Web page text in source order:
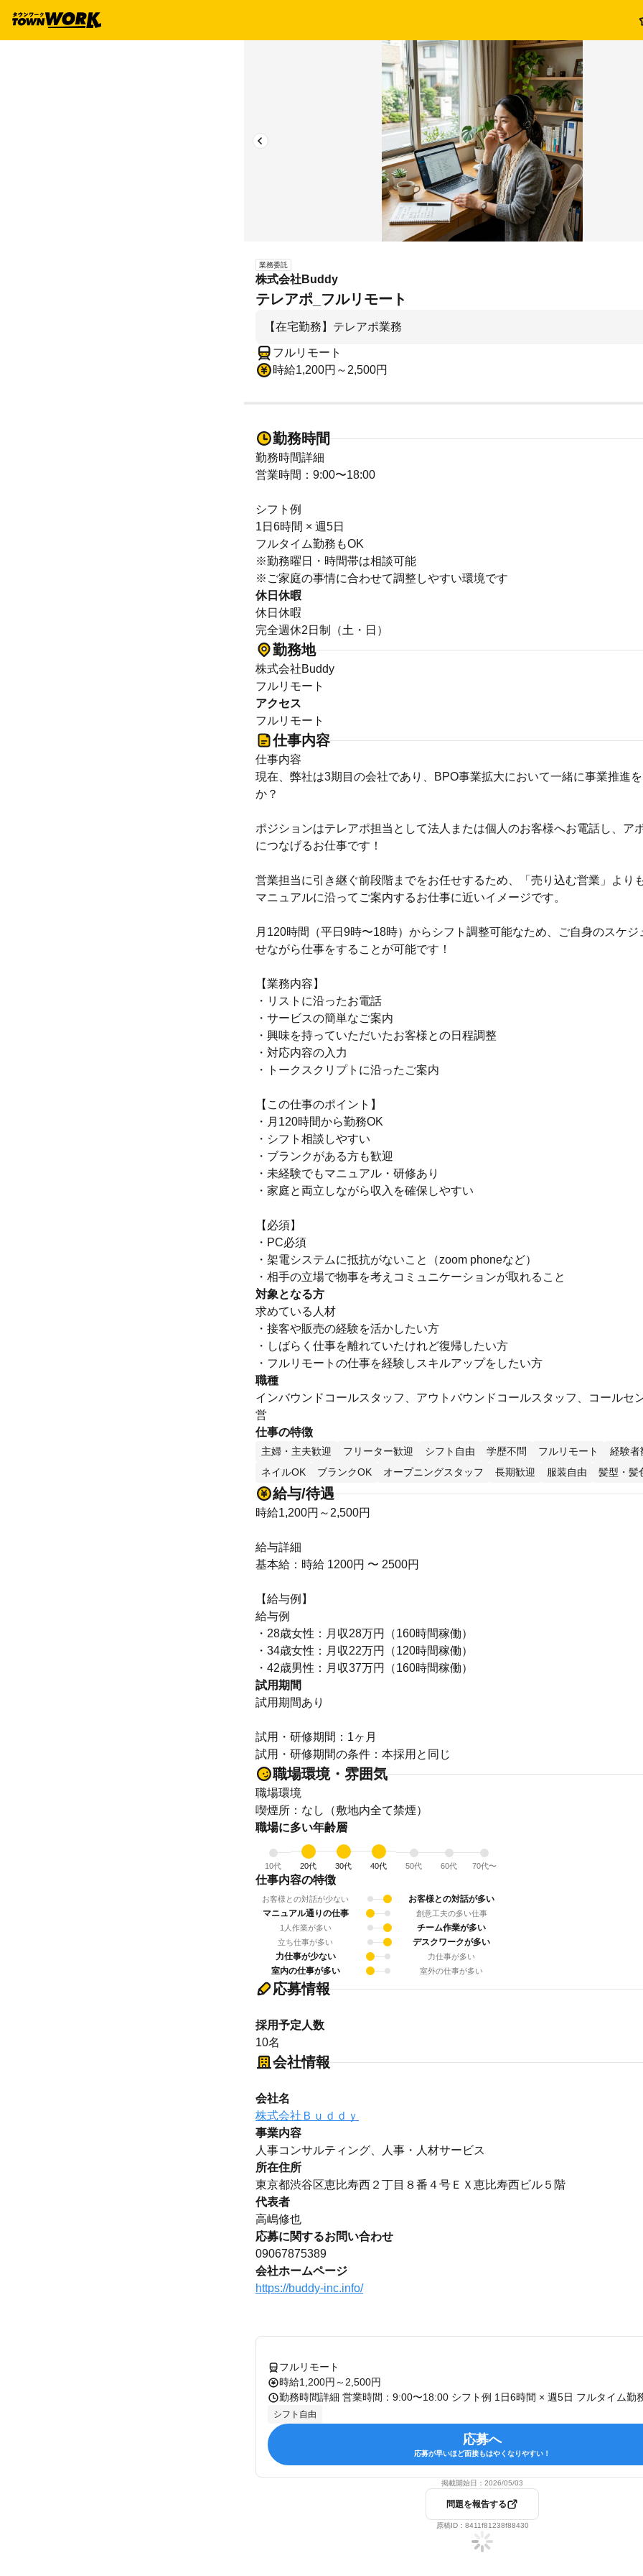
業務委託
株式会社Buddy
テレアポ_フルリモート
【在宅勤務】テレアポ業務
フルリモート
時給1,200円～2,500円
勤務時間
勤務時間詳細
営業時間：9:00〜18:00
シフト例
1日6時間 × 週5日
フルタイム勤務もOK
※勤務曜日・時間帯は相談可能
※ご家庭の事情に合わせて調整しやすい環境です
休日休暇
休日休暇
完全週休2日制（土・日）
勤務地
株式会社Buddy
フルリモート
アクセス
フルリモート
仕事内容
仕事内容
現在、弊社は3期目の会社であり、BPO事業拡大において一緒に事業推進
か？
ポジションはテレアポ担当として法人または個人のお客様へお電話し、ア
につなげるお仕事です！
営業担当に引き継ぐ前段階までをお任せするため、「売り込む営業」よりも
マニュアルに沿ってご案内するお仕事に近いイメージです。
月120時間（平日9時〜18時）からシフト調整可能なため、ご自身のスケジ
せながら仕事をすることが可能です！
【業務内容】
・リストに沿ったお電話
・サービスの簡単なご案内
・興味を持っていただいたお客様との日程調整
・対応内容の入力
・トークスクリプトに沿ったご案内
【この仕事のポイント】
・月120時間から勤務OK
・シフト相談しやすい
・ブランクがある方も歓迎
・未経験でもマニュアル・研修あり
・家庭と両立しながら収入を確保しやすい
【必須】
・PC必須
・架電システムに抵抗がないこと（zoom phoneなど）
・相手の立場で物事を考えコミュニケーションが取れること
対象となる方
求めている人材
・接客や販売の経験を活かしたい方
・しばらく仕事を離れていたけれど復帰したい方
・フルリモートの仕事を経験しスキルアップをしたい方
職種
インバウンドコールスタッフ、アウトバウンドコールスタッフ、コールセ
営
仕事の特徴
主婦・主夫歓迎 フリーター歓迎 シフト自由 学歴不問 フルリモート
経験者
ネイルOK
ブランクOK オープニングスタッフ 長期歓迎 服装自由 髪型・髪
給与/待遇
時給1,200円～2,500円
給与詳細
基本給：時給 1200円 〜 2500円
【給与例】
給与例
・28歳女性：月収28万円（160時間稼働）
・34歳女性：月収22万円（120時間稼働）
・42歳男性：月収37万円（160時間稼働）
試用期間
試用期間あり
試用・研修期間：1ヶ月
職場環境・雰囲気
職場環境
喫煙所：なし（敷地内全て禁煙）
職場に多い年齢層
10代 20代 30代 40代 50代 60代 70代〜
仕事内容の特徴
お客様との対話が少ない
お客様との対話が多い
マニュアル通りの仕事
創意工夫の多い仕事
1人作業が多い
チーム作業が多い
立ち仕事が多い
デスクワークが多い
力仕事が少ない
力仕事が多い
室内の仕事が多い 室外の仕事が多い
応募情報
採用予定人数
10名
会社情報
会社名
株式会社Ｂｕｄｄｙ
事業内容
人事コンサルティング、人事・人材サービス
所在住所
東京都渋谷区恵比寿西２丁目８番４号ＥＸ恵比寿西ビル５階
代表者
高嶋修也
応募に関するお問い合わせ
09067875389
会社ホームページ
https://buddy-inc.info/
フルリモート
時給1,200円～2,500円
シフト自由
応募へ
応募が早いほど面接もはやくなりやすい！
掲載開始日： 2026/05/03
問題を報告する
原稿ID： 8411f81238f88430